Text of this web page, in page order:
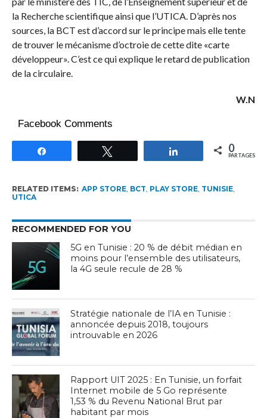
la Recherche scientifique ainsi que l’UTICA. D’après nos
sources, la BCT est d’accord sur le principe mais elle tente
de trouver le mécanisme d’octroie de cette dite «carte
développeur». C’est ce qui explique le retard de publication
de la circulaire.
W.N
Facebook Comments
Partagez 0
PARTAGES
RELATED ITEMS: APP STORE, BCT PLAY STORE, TUNISIE,
UTICA
RECOMMENDED FOR YOU
5G en Tunisie : 20 % de débit médian en
moins pour l’ensemble des utilisateurs,
la 4G seule recule de 28 %
Stratégie nationale de l’IA en Tunisie :
annoncée depuis 2018, toujours
introuvable en 2026
Rapport UIT 2025 : En Tunisie, un forfait
Internet mobile de 5 Go représente
1,53 % du Revenu National Brut par
habitant par mois